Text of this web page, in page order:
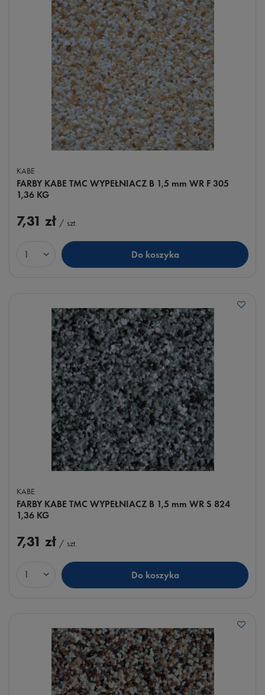
KABE
FARBY KABE TMC WYPEŁNIACZ B 1,5 mm WR F 305
1,36 KG
7,31 zł / szt.
Ilość produktów Do koszyka
KABE
FARBY KABE TMC WYPEŁNIACZ B 1,5 mm WR S 824
1,36 KG
7,31 zł / szt.
Ilość produktów Do koszyka